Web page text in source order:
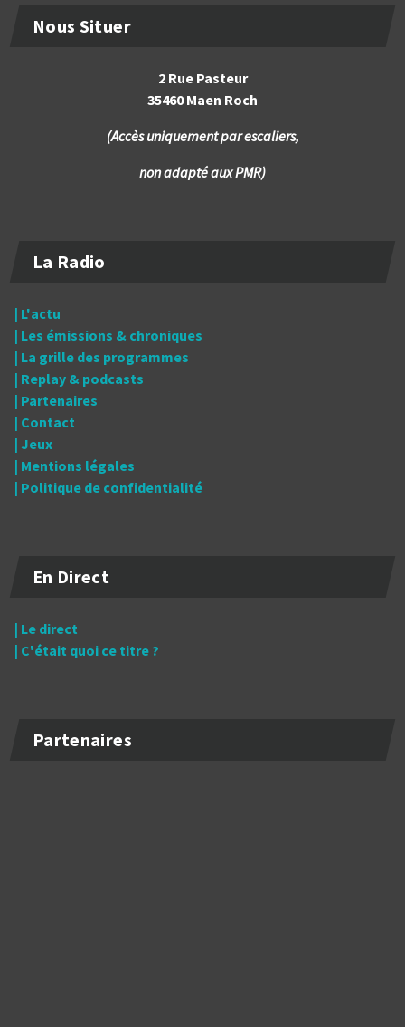
Nous Situer
2 Rue Pasteur
35460 Maen Roch
(Accès uniquement par escaliers,
non adapté aux PMR)
La Radio
| L'actu
| Les émissions & chroniques
| La grille des programmes
| Replay & podcasts
| Partenaires
| Contact
| Jeux
| Mentions légales
| Politique de confidentialité
En Direct
| Le direct
| C'était quoi ce titre ?
Partenaires